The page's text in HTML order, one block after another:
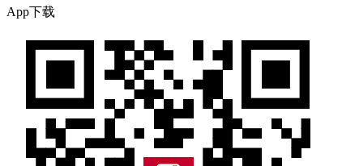
App下载